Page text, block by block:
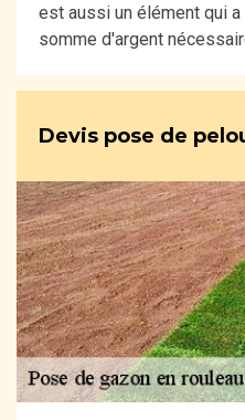
est aussi un élément qui
somme d'argent
Devis pose de